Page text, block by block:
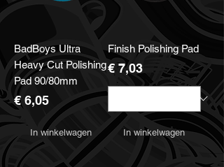
BadBoys Ultra
Heavy Cut Polishing
Pad 90/80mm
Prijs
€ 6,05
In winkelwagen
Finish Polishing Pad
Prijs
€ 7,03
In winkelwagen